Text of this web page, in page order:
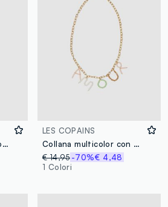
Collana lunga in acciaio color oro con pendenti
LES COPAINS
Collana multicolor con scritta
€ 14,95 -70%€ 4,48
1 Colori